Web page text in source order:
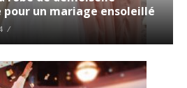
pour un mariage ensoleillé